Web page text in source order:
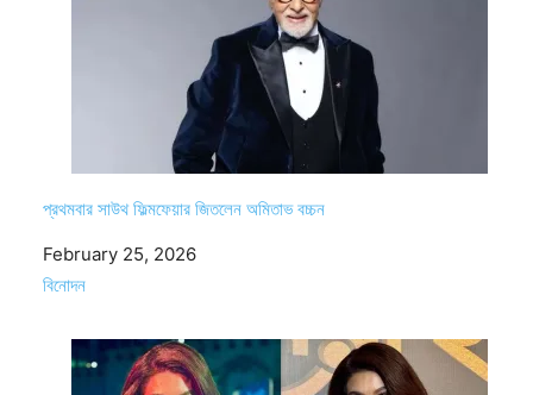
প্রথমবার সাউথ ফিল্মফেয়ার জিতলেন অমিতাভ বচ্চন
Date
February 25, 2026
In relation to
বিনোদন